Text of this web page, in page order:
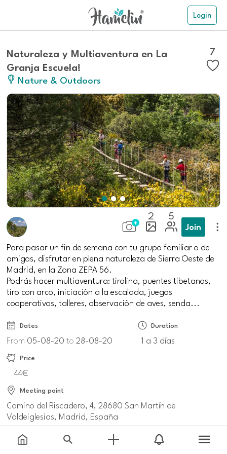
Login
Naturaleza y Multiaventura en La
Granja Escuela!
Nature & Outdoors
7
2 5
Join
Para pasar un fin de semana con tu grupo familiar o de
amigos, disfrutar en plena naturaleza de Sierra Oeste de
Madrid, en la Zona ZEPA 56.
Podrás hacer multiaventura: tirolina, puentes tibetanos,
tiro con arco, iniciación a la escalada, juegos
cooperativos, talleres, observación de aves, senda...
Dates
From 05-08-20to28-08-20
Duration
1 a 3 días
Price
44€
Meeting point
Camino del Riscadero, 4, 28680 San Martín de
Valdeiglesias, Madrid, España
Information and reservations